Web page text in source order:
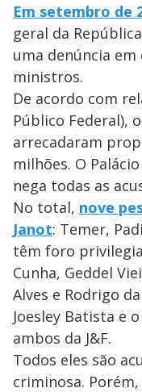
Em setembro de
geral da
uma denúncia em
ministros.
De acordo com
Público Federal),
arrecadaram
milhões. O
nega todas as
No total, nove
Janot: Temer,
têm foro
Cunha, Geddel
Alves e Rodrigo
Joesley Batista e
ambos da J&F.
Todos eles são
criminosa.